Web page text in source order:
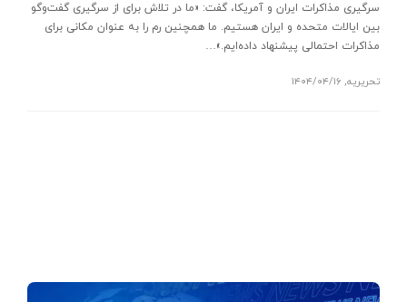
سرگیری مذاکرات ایران و آمریکا، گفت: «ما در تلاش برای از سرگیری گفت‌وگو
بین ایالات متحده و ایران هستیم. ما همچنین رم را به عنوان مکانی برای
مذاکرات احتمالی پیشنهاد داده‌ایم.»…
تحریریه, ۱۴۰۴/۰۴/۱۶